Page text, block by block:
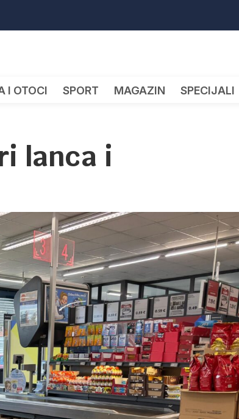
I OTOCI SPORT MAGAZIN SPECIJALI
lanca i